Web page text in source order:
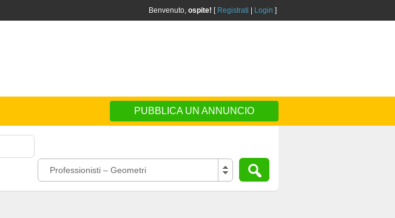
Benvenuto, ospite! [ Registrati Login ]
PUBBLICA UN ANNUNCIO
Professionisti – Geometri